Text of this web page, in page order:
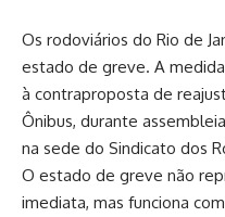
Os rodoviários do Rio de
estado de greve. A
à contraproposta de
Ônibus, durante
na sede do Sindicato dos
O estado de greve não
imediata, mas funciona